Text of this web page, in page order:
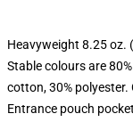
Heavyweight 8.25 oz.
Stable colours are
cotton, 30% polyester.
Entrance pouch